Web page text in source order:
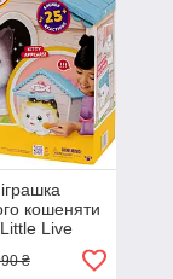
кошеняти
Live
Home
₴